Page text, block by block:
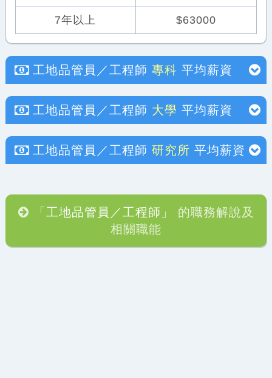
7年以上 $63000
工地品管員／工程師 專科 平均薪資
工地品管員／工程師 大學 平均薪資
工地品管員／工程師 研究所 平均薪資
「工地品管員／工程師」
的職務解說及
相關職能